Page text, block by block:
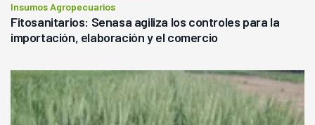
Insumos Agropecuarios
Fitosanitarios: Senasa agiliza los controles para la
importación, elaboración y el comercio